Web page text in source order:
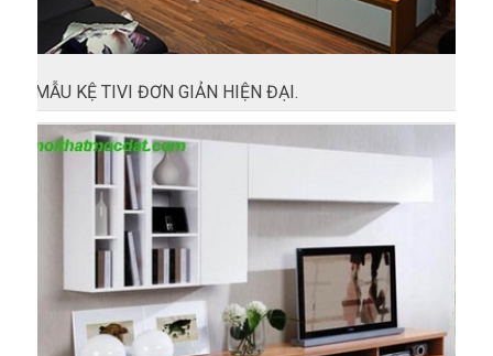
MẪU KỆ TIVI ĐƠN GIẢN HIỆN ĐẠI.